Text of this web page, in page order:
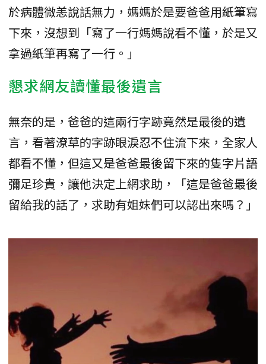
於病體微恙說話無力，媽媽於是要爸爸用紙筆寫
下來，沒想到「寫了一行媽媽說看不懂，於是又
拿過紙筆再寫了一行。」
懇求網友讀懂最後遺言
無奈的是，爸爸的這兩行字跡竟然是最後的遺
言，看著潦草的字跡眼淚忍不住流下來，全家人
都看不懂，但這又是爸爸最後留下來的隻字片語
彌足珍貴，讓他決定上網求助，「這是爸爸最後
留給我的話了，求助有姐妹們可以認出來嗎？」